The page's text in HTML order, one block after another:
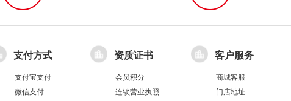
支付方式
支付宝支付
微信支付
资质证书
会员积分
连锁营业执照
客户服务
商城客服
门店地址